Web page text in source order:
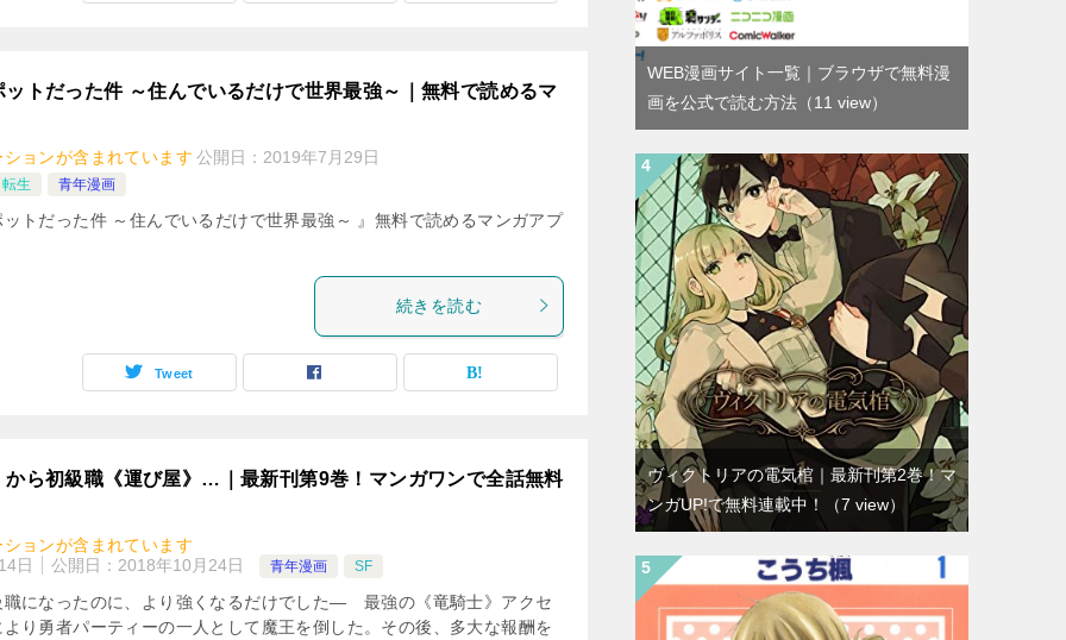
トだった件 ～住んでいるだけで世界最強～｜無料で読めるマ
ョンが含まれています 公開日： 2019年7月29日
生 青年漫画
ットだった件 ～住んでいるだけで世界最強～ 』無料で読めるマンガアプ
続きを読む
Tweet
から初級職《運び屋》…｜最新刊第9巻！マンガワンで全話無料
ョンが含まれています
日 公開日： 2018年10月24日 青年漫画 SF
になったのに、より強くなるだけでした― 最強の《竜騎士》アクセ
り勇者パーティーの一人として魔王を倒した。その後、多大な報酬を
WEB漫画サイト一覧｜ブラウザで無料漫
画を公式で読む方法 （11 view）
ヴィクトリアの電気棺｜最新刊第2巻！マ
ンガUP!で無料連載中！
（7 view）